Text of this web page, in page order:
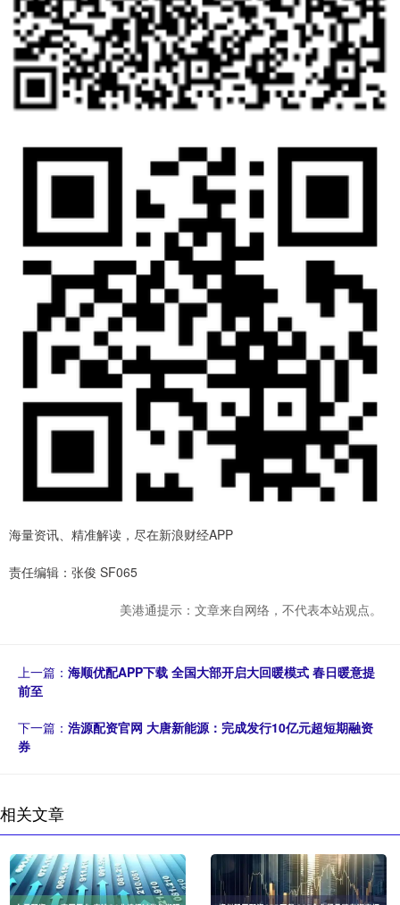
海量资讯、精准解读，尽在新浪财经APP
责任编辑：张俊 SF065
美港通提示：文章来自网络，不代表本站观点。
上一篇： 海顺优配APP下载 全国大部开启大回暖模式 春日暖意提
前至
下一篇： 浩源配资官网 大唐新能源：完成发行10亿元超短期融资
券
相关文章